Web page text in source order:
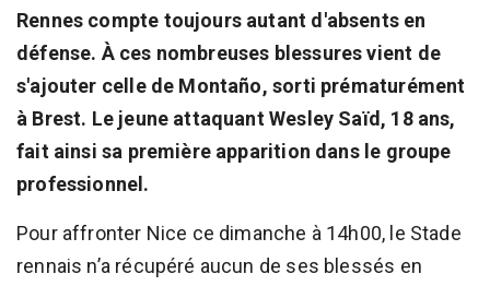
Rennes compte toujours autant d'absents en
défense. À ces nombreuses blessures vient de
s'ajouter celle de Montaño, sorti prématurément
à Brest. Le jeune attaquant Wesley Saïd, 18 ans,
fait ainsi sa première apparition dans le groupe
professionnel.
Pour affronter Nice ce dimanche à 14h00, le Stade
rennais n’a récupéré aucun de ses blessés en